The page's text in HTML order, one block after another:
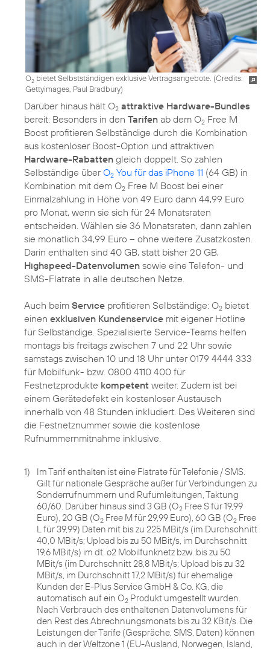
O2 bietet Selbstständigen exklusive Vertragsangebote. (Credits:
Gettyimages, Paul Bradbury)
Darüber hinaus hält O2 attraktive Hardware-Bundles
bereit: Besonders in den Tarifen ab dem O2 Free M
Boost profitieren Selbständige durch die Kombination
aus kostenloser Boost-Option und attraktiven
Hardware-Rabatten gleich doppelt. So zahlen
Selbständige überO2 You für das iPhone 11 (64 GB) in
Kombination mit dem O2 Free M Boost bei einer
Einmalzahlung in Höhe von 49 Euro dann 44,99 Euro
pro Monat, wenn sie sich für 24 Monatsraten
entscheiden. Wählen sie 36 Monatsraten, dann zahlen
sie monatlich 34,99 Euro – ohne weitere Zusatzkosten.
Darin enthalten sind 40 GB, statt bisher 20 GB,
Highspeed-Datenvolumen sowie eine Telefon- und
SMS-Flatrate in alle deutschen Netze.
Auch beim Service profitieren Selbständige: O2 bietet
einen exklusiven Kundenservice mit eigener Hotline
für Selbständige. Spezialisierte Service-Teams helfen
montags bis freitags zwischen 7 und 22 Uhr sowie
samstags zwischen 10 und 18 Uhr unter 0179 4444 333
für Mobilfunk- bzw. 0800 4110 400 für
Festnetzprodukte kompetent weiter. Zudem ist bei
einem Gerätedefekt ein kostenloser Austausch
innerhalb von 48 Stunden inkludiert. Des Weiteren sind
die Festnetznummer sowie die kostenlose
Rufnummernmitnahme inklusive.
1)
Im Tarif enthalten ist eine Flatrate für Telefonie / SMS.
Gilt für nationale Gespräche außer für Verbindungen zu
Sonderrufnummern und Rufumleitungen, Taktung
60/60. Darüber hinaus sind 3 GB (O2 Free S für 19,99
Euro), 20 GB (O2 Free M für 29,99 Euro), 60 GB (O2 Free
L für 39,99) Daten mit bis zu 225 MBit/s (im Durchschnitt
40,0 MBit/s; Upload bis zu 50 MBit/s, im Durchschnitt
19,6 MBit/s) im dt. o2 Mobilfunknetz bzw. bis zu 50
MBit/s (im Durchschnitt 28,8 MBit/s; Upload bis zu 32
MBit/s, im Durchschnitt 17,2 MBit/s) für ehemalige
Kunden der E-Plus Service GmbH & Co. KG, die
automatisch auf ein O2 Produkt umgestellt wurden.
Nach Verbrauch des enthaltenen Datenvolumens für
den Rest des Abrechnungsmonats bis zu 32 KBit/s. Die
Leistungen der Tarife (Gespräche, SMS, Daten) können
auch in der Weltzone 1 (EU-Ausland, Norwegen, Island,